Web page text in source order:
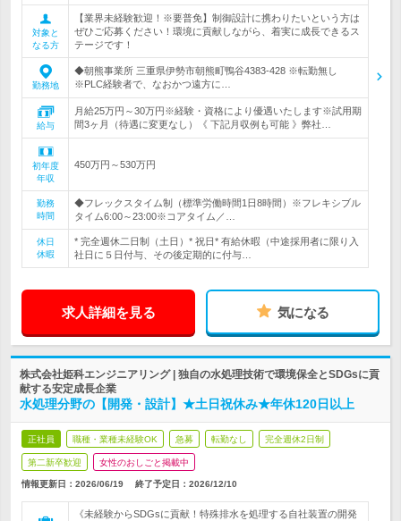
対象と
なる方
【業界未経験歓迎！※要普免】制御設計に携わりたいという方は
ぜひご応募ください！環境に貢献しながら、着実に成長できるス
テージです！
勤務地
◆朝熊事業所 三重県伊勢市朝熊町鴨谷4383-428 ※転勤無し
※PLC経験者で、なおかつ遠方に…
給与
月給25万円～30万円※経験・資格により優遇いたします※試用期
間3ヶ月（待遇に変更なし）《 下記月収例も可能 》弊社…
初年度
年収
450万円～530万円
勤務
時間
◆フレックスタイム制（標準労働時間1日8時間）※フレキシブル
タイム6:00～23:00※コアタイム／…
休日
休暇
* 完全週休二日制（土日）* 祝日* 有給休暇（中途採用者に限り入
社日に５日付与、その後定期的に付与…
求人詳細を見る 気になる
株式会社姫科エンジニアリング | 独自の水処理技術で環境保全とSDGsに貢
献する安定成長企業
水処理分野の【開発・設計】★土日祝休み★年休120日以上
正社員 職種・業種未経験OK 急募 転勤なし 完全週休2日制
第二新卒歓迎 女性のおしごと掲載中
情報更新日：2026/06/19 終了予定日： 2026/12/10
《未経験からSDGsに貢献！特殊排水を処理する自社装置の開発